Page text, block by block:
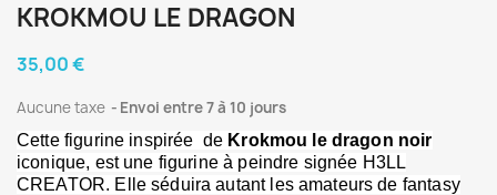
KROKMOU LE DRAGON
35,00 €
Aucune taxe Envoi entre 7 à 10 jours
Cette figurine inspirée de Krokmou le dragon noir
iconique, est une figurine à peindre signée H3LL
CREATOR. Elle séduira autant les amateurs de fantasy